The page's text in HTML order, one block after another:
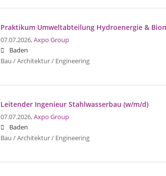
Praktikum Umweltabteilung Hydroenergie &
07.07.2026,Axpo Group
Baden
Bau / Architektur / Engineering
Leitender Ingenieur Stahlwasserbau (w/m/d)
07.07.2026,Axpo Group
Baden
Bau / Architektur / Engineering